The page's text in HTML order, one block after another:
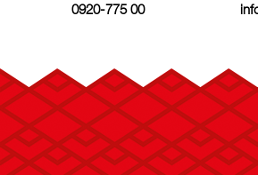
Kontakta
Kontakt
0920-775 00